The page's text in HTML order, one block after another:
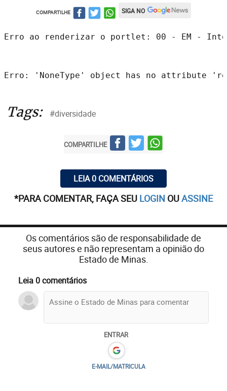
COMPARTILHE SIGA NO
Erro ao renderizar o portlet: 00 - EM -
Erro: 'NoneType' object has no attribute
Tags: #diversidade
COMPARTILHE
LEIA 0 COMENTÁRIOS
*PARA COMENTAR, FAÇA SEU LOGIN OUASSINE
Os comentários são de responsabilidade de
seus autores e não representam a opinião do
Estado de Minas.
Leia 0 comentários
ENTRAR
E-MAIL/MATRICULA